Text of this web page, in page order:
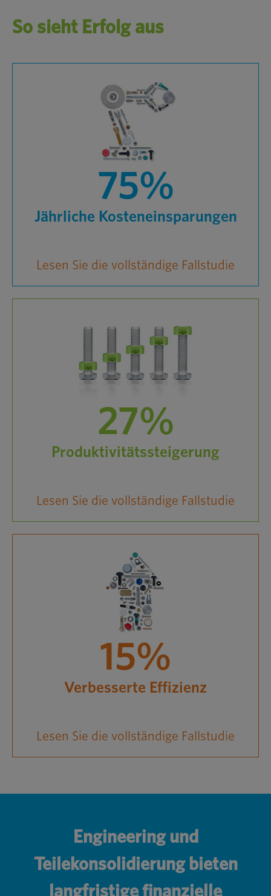
So sieht Erfolg aus
75%
Jährliche Kosteneinsparungen
Lesen Sie die vollständige Fallstudie
27%
Produktivitätssteigerung
Lesen Sie die vollständige Fallstudie
15%
Verbesserte Effizienz
Lesen Sie die vollständige Fallstudie
Engineering und
Teilekonsolidierung bieten
langfristige finanzielle